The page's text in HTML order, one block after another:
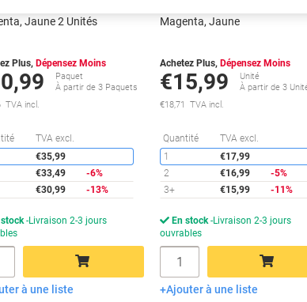
Magenta, Jaune 2 Unités
Plus, Dépensez Moins
Paquet
À partir de 3 Paquets
TVA incl.
TVA excl.
Économies
€35,99
€33,49
-6%
€30,99 -13%
stock Livraison 2-3 jours
Ajouter au panier
à une liste
Magenta, Jaune
Achetez Plus, Dépensez Moins
€15,99
Unité
À partir de 3
€18,71 TVA incl.
Quantité TVA excl.
1
€17,99
2
€16,99
-5%
3+
€15,99 -11%
En stock Livraison 2-3 jours
ouvrables
Quantité
Ajouter au
Ajouter à une liste